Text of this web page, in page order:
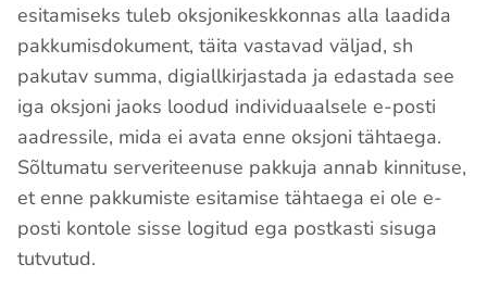
esitamiseks tuleb oksjonikeskkonnas alla laadida
pakkumisdokument, täita vastavad väljad, sh
pakutav summa, digiallkirjastada ja edastada see
iga oksjoni jaoks loodud individuaalsele e-posti
aadressile, mida ei avata enne oksjoni tähtaega.
Sõltumatu serveriteenuse pakkuja annab kinnituse,
et enne pakkumiste esitamise tähtaega ei ole e-
posti kontole sisse logitud ega postkasti sisuga
tutvutud.